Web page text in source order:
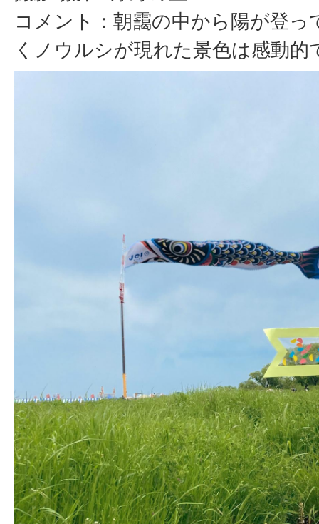
コメント：朝靄の中から陽が登っ
くノウルシが現れた景色は感動的